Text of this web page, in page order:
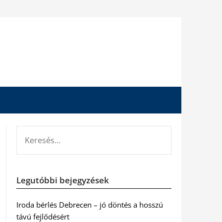
Legutóbbi bejegyzések
Iroda bérlés Debrecen – jó döntés a hosszú
távú fejlődésért